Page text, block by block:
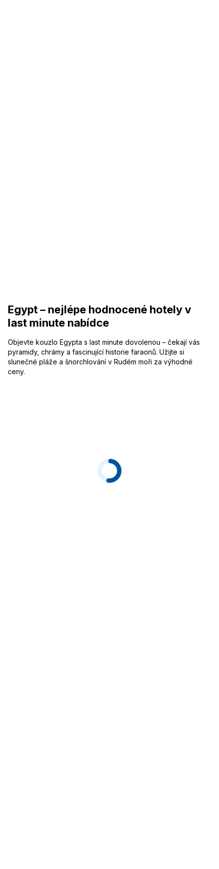
Egypt – nejlépe hodnocené hotely v
last minute nabídce
Objevte kouzlo Egypta s last minute dovolenou – čekají vás
pyramidy, chrámy a fascinující historie faraonů. Užijte si
slunečné pláže a šnorchlování v Rudém moři za výhodné
ceny.